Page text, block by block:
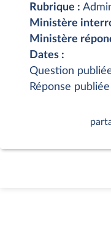
Rubrique :
Ministère
Ministère
Dates :
Question
Réponse